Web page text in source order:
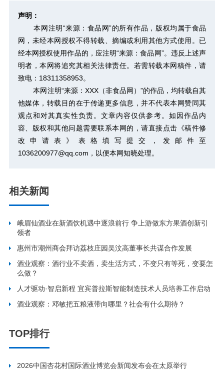
声明：
本网注明“来源：食品网”的所有作品，版权均属于食品
网，未经本网授权不得转载、摘编或利用其他方式使用。已
经本网授权使用作品的，应注明“来源：食品网”。违反上述声
明者，本网将追究其相关法律责任。若需转载本网稿件，请
致电：18311358953。
本网注明“来源：XXX（非食品网）”的作品，均转载自其
他媒体，转载目的在于传递更多信息，并不代表本网赞同其
观点和对其真实性负责。文章内容仅供参考。如因作品内
容、版权和其他问题需要联系本网的，请直接点击 《稿件修
改申请表》 表格填写提交，发邮件至
1036200977@qq.com，以便本网知晓处理。
相关新闻
峨眉仙酒业在新酒饮机遇中逐浪前行 争上游做东方果酒创新引
领者
惠州市潮州商会拜访荔枝庄园吴汶高董事长共谋合作发展
酒业观察：酒行业不卖酒，卖生活方式，不变只有等死，变要怎
么做？
人才驱动·智启新程 宜宾普拉斯智能制造技术人员培养工作启动
酒业观察：邓敏把五粮液带向哪里？社会有什么期待？
TOP排行
2026中国杏花村国际酒业博览会新闻发布会在太原举行